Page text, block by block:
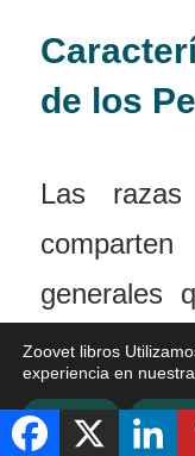
de los
Las
generales
linaje y
las
Zoovet libros
experiencia en nuestra
Aceptar